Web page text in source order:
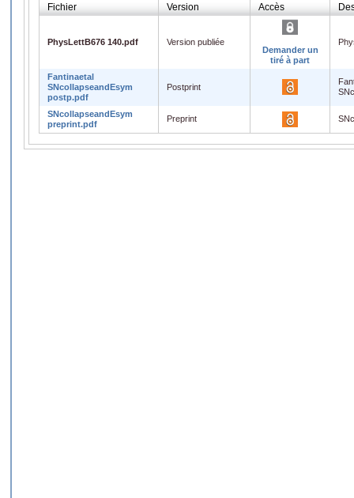
Fichier Version Accès
PhysLettB676 140.pdf
Version publiée
Demander un
tiré à part
Fantinaetal
SNcollapseandEsym
postp.pdf
Postprint
SNcollapseandEsym
preprint.pdf
Preprint